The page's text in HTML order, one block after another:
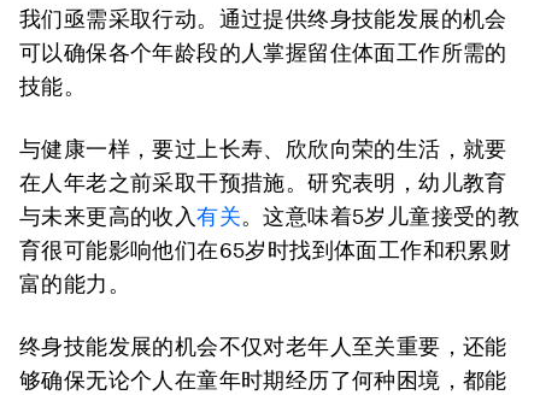
我们亟需采取行动。通过提供终身技能发展的机会
可以确保各个年龄段的人掌握留住体面工作所需的
技能。
与健康一样，要过上长寿、欣欣向荣的生活，就要
在人年老之前采取干预措施。研究表明，幼儿教育
与未来更高的收入有关。这意味着5岁儿童接受的教
育很可能影响他们在65岁时找到体面工作和积累财
富的能力。
终身技能发展的机会不仅对老年人至关重要，还能
够确保无论个人在童年时期经历了何种困境，都能